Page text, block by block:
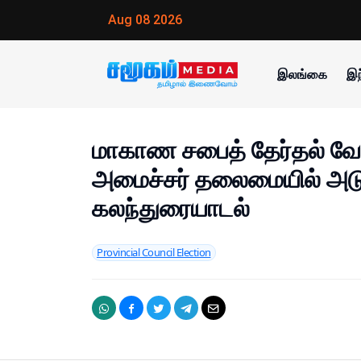
Aug 08 2026
இலங்கை
மாகாண சபைத் தேர்தல்
அமைச்சர் தலைமையில்
கலந்துரையாடல்
Provincial Council Election